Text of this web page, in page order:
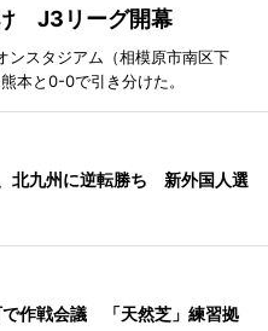
J3リーグ開幕
ンスタジアム（相模原市南区下
本と0-0で引き分けた。
北九州に逆転勝ち 新外国人選
で作戦会議 「天然芝」練習拠